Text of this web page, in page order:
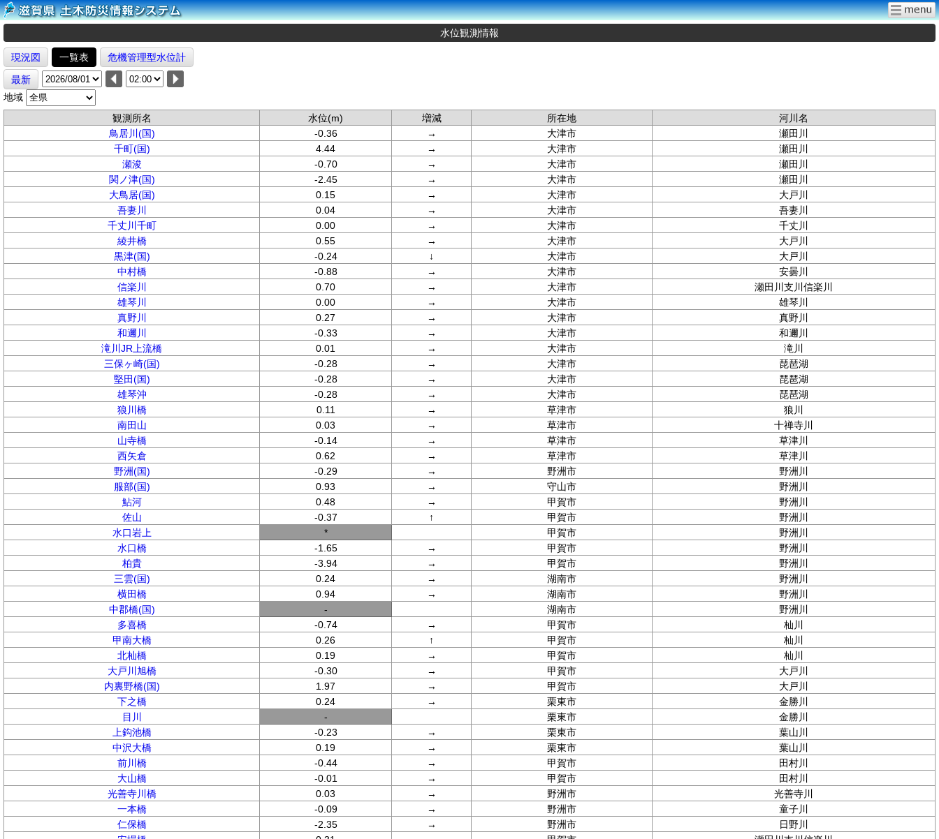
水位観測情報
現況図 一覧表
危機管理型水位計
最新
地域
観測所名
水位(m) 増減 所在地
河川名
鳥居川(国)
-0.36 → 大津市
瀬田川
千町(国)
4.44 → 大津市
瀬田川
瀬浚
-0.70 → 大津市
瀬田川
関ノ津(国)
-2.45 → 大津市
瀬田川
大鳥居(国)
0.15 → 大津市
大戸川
吾妻川
0.04 → 大津市
吾妻川
千丈川千町
0.00 → 大津市
千丈川
綾井橋
0.55 → 大津市
大戸川
黒津(国)
-0.24 ↓ 大津市
大戸川
中村橋
-0.88 → 大津市
安曇川
信楽川
0.70 → 大津市
瀬田川支川信楽川
雄琴川
0.00 → 大津市
雄琴川
真野川
0.27 → 大津市
真野川
和邇川
-0.33 → 大津市
和邇川
滝川JR上流橋
0.01 → 大津市
滝川
三保ヶ崎(国)
-0.28 → 大津市
琵琶湖
堅田(国)
-0.28 → 大津市
琵琶湖
雄琴沖
-0.28 → 大津市
琵琶湖
狼川橋
0.11 → 草津市
狼川
南田山
0.03 → 草津市
十禅寺川
山寺橋
-0.14 → 草津市
草津川
西矢倉
0.62 → 草津市
草津川
野洲(国)
-0.29 → 野洲市
野洲川
服部(国)
0.93 → 守山市
野洲川
鮎河
0.48 → 甲賀市
野洲川
佐山
-0.37 ↑ 甲賀市
野洲川
水口岩上
* 甲賀市
野洲川
水口橋
-1.65 → 甲賀市
野洲川
柏貴
-3.94 → 甲賀市
野洲川
三雲(国)
0.24 → 湖南市
野洲川
横田橋
0.94 → 湖南市
野洲川
中郡橋(国)
- 湖南市
野洲川
多喜橋
-0.74 → 甲賀市
杣川
甲南大橋
0.26 ↑ 甲賀市
杣川
北杣橋
0.19 → 甲賀市
杣川
大戸川旭橋
-0.30 → 甲賀市
大戸川
内裏野橋(国)
1.97 → 甲賀市
大戸川
下之橋
0.24 → 栗東市
金勝川
目川
- 栗東市
金勝川
上鈎池橋
-0.23 → 栗東市
葉山川
中沢大橋
0.19 → 栗東市
葉山川
前川橋
-0.44 → 甲賀市
田村川
大山橋
-0.01 → 甲賀市
田村川
光善寺川橋
0.03 → 野洲市
光善寺川
一本橋
-0.09 → 野洲市
童子川
仁保橋
-2.35 → 野洲市
日野川